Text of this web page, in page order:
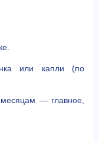
или капли (по
— главное,